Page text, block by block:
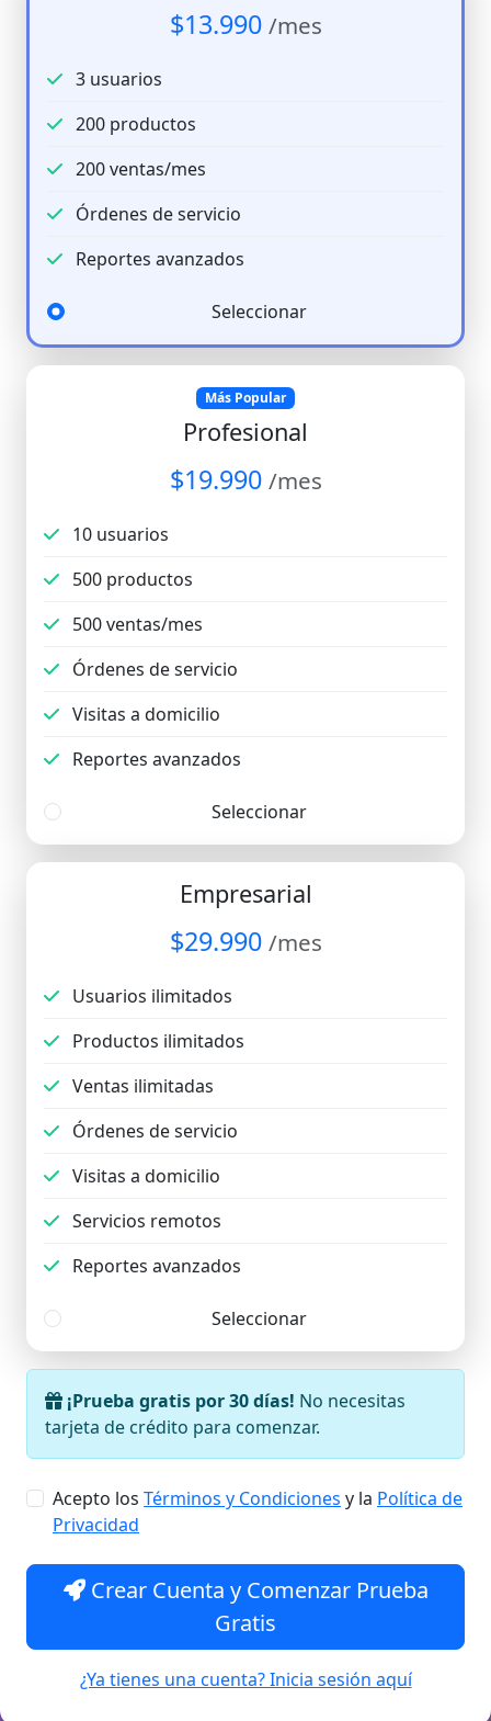
$13.990 /mes
3 usuarios
200 productos
200 ventas/mes
Órdenes de servicio
Reportes avanzados
Seleccionar
Más Popular
Profesional
$19.990 /mes
10 usuarios
500 productos
500 ventas/mes
Órdenes de servicio
Visitas a domicilio
Reportes avanzados
Seleccionar
Empresarial
$29.990 /mes
Usuarios ilimitados
Productos ilimitados
Ventas ilimitadas
Órdenes de servicio
Visitas a domicilio
Servicios remotos
Reportes avanzados
Seleccionar
¡Prueba gratis por 30 días! No necesitas
tarjeta de crédito para comenzar.
Acepto los Términos y Condiciones y la Política de
Privacidad
Crear Cuenta y Comenzar Prueba
Gratis
¿Ya tienes una cuenta? Inicia sesión aquí